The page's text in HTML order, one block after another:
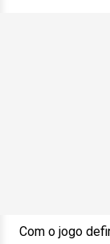
Com o jogo